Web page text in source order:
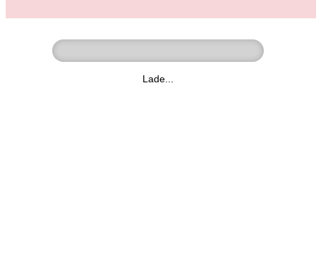
Lade...